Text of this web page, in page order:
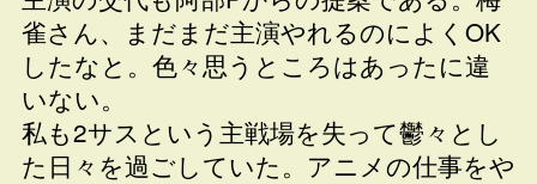
雀さん、まだまだ主演やれるのによくOK
したなと。色々思うところはあったに違
いない。
私も2サスという主戦場を失って鬱々とし
た日々を過ごしていた。アニメの仕事をや